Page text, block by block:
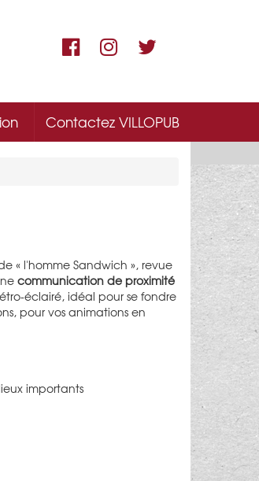
Contactez VILLOPUB
« l'homme Sandwich », revue
communication de proximité
éclairé, idéal pour se fondre
pour vos animations en
importants